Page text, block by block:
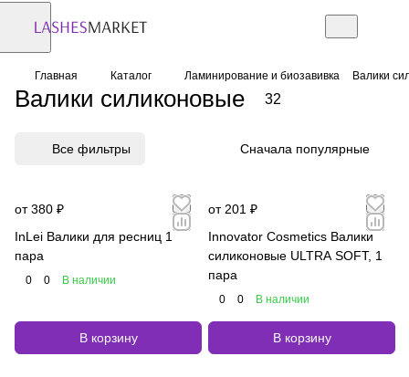
Главная Каталог Ламинирование и биозавивка Валики
Валики силиконовые 32
Все фильтры Сначала популярные
от 380 ₽
InLei Валики для ресниц 1
пара
0 0 В наличии
В корзину
от 201 ₽
Innovator Cosmetics Валики
силиконовые ULTRA SOFT, 1
пара
0 0 В наличии
В корзину